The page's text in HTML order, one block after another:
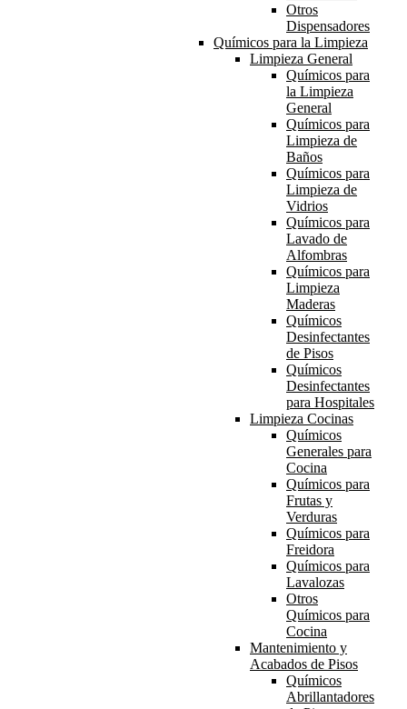
Otros
Dispensadores
Químicos para la Limpieza
Limpieza General
Químicos para
la Limpieza
General
Químicos para
Limpieza de
Baños
Químicos para
Limpieza de
Vidrios
Químicos para
Lavado de
Alfombras
Químicos para
Limpieza
Maderas
Químicos
Desinfectantes
de Pisos
Químicos
Desinfectantes
para Hospitales
Limpieza Cocinas
Químicos
Generales para
Cocina
Químicos para
Frutas y
Verduras
Químicos para
Freidora
Químicos para
Lavalozas
Otros
Químicos para
Cocina
Mantenimiento y
Acabados de Pisos
Químicos
Abrillantadores